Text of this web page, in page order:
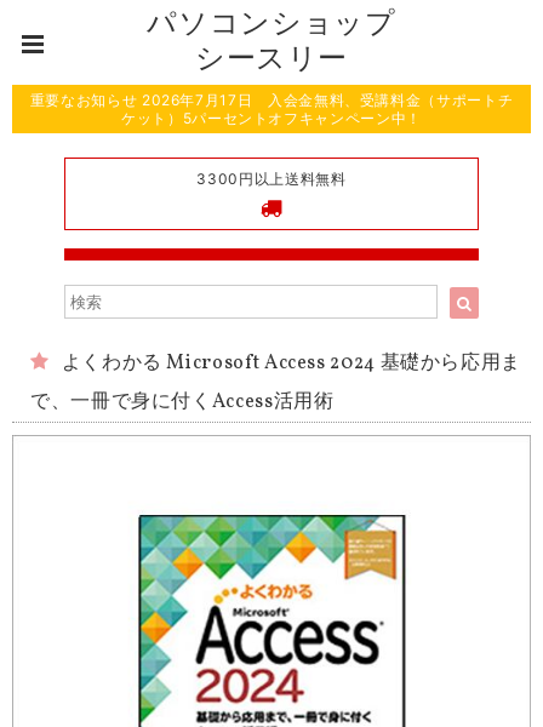
パソコンショップ
シースリー
重要なお知らせ 2026年7月17日 入会金無料、受講料金（サポートチ
ケット）5パーセントオフキャンペーン中！
3300円以上送料無料
よくわかる Microsoft Access 2024 基礎から応用ま
で、一冊で身に付くAccess活用術